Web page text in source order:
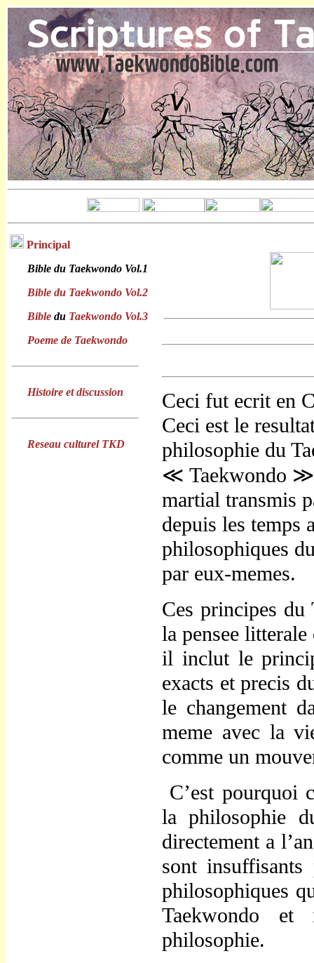
Principal
Bible du Taekwondo Vol.1
Bible du Taekwondo Vol.2
Bible du Taekwondo Vol.3
Poeme de Taekwondo
Histoire et discussion
Reseau culturel TKD
Ceci fut ecrit en
Ceci est le
philosophie du
≪ Taekwondo ≫
martial transmis
depuis les temps
philosophiques
par eux-memes.
Ces principes du
la pensee litterale
il inclut le
exacts et precis
le changement
meme avec la
comme un
C’est pourquoi
la philosophie
directement a l’
sont insuffisants
philosophiques
Taekwondo
philosophie.